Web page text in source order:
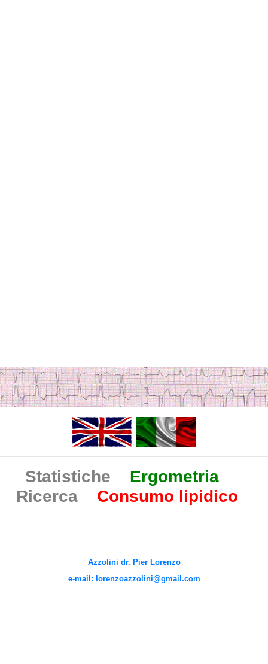
Statistiche
Ergometria
Ricerca
Consumo lipidico
Azzolini dr. Pier Lorenzo
e-mail: lorenzoazzolini@gmail.com